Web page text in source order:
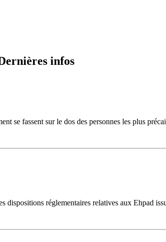
infos
se fassent sur le dos des personnes les plus
réglementaires relatives aux Ehpad